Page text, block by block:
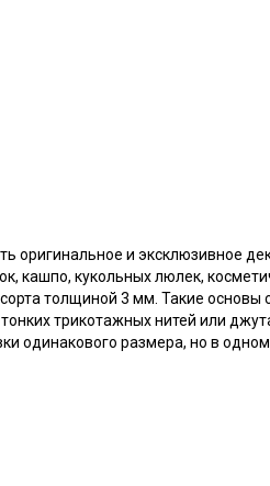
и эксклюзивное
кашпо, кукольных люлек,
толщиной 3 мм. Такие основы
трикотажных нитей или
одинакового размера, но в